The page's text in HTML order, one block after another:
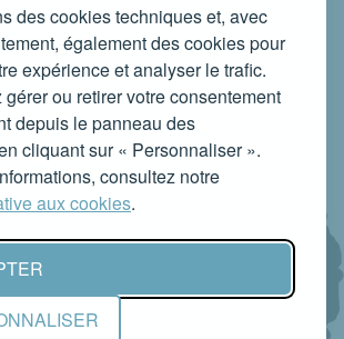
des cookies techniques et, avec
également des cookies pour
expérience et analyser le trafic.
ou retirer votre consentement
depuis le panneau des
cliquant sur « Personnaliser ».
consultez notre
aux cookies.
NEWS
WEB TV
VOTRE ACTIVITÉ
POUR LA PUBLIER SUR CE SITE